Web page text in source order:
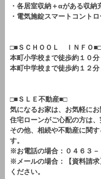
・各居室収納＋αがある収納
・電気施錠スマートコント
□■ＳＣＨＯＯＬ ＩＮＦＯ■□
本町小学校まで徒歩約１０分
本町中学校まで徒歩約１２分
□■ＳＬＥ不動産■□
気になるお家は、お気軽にお
住宅ローンがご心配の方は
その他、相続や不動産に関
す。
※お電話の場合：０４６３－
※メールの場合：【資料請
ください。